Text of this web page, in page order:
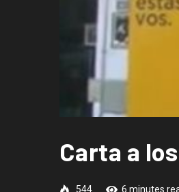
Carta a
544 6 minutes